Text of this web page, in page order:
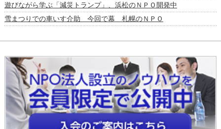
遊びながら学ぶ「減災トランプ」、浜松のＮＰＯ開発中
雪まつりでの車いす介助 今回で幕 札幌のＮＰＯ